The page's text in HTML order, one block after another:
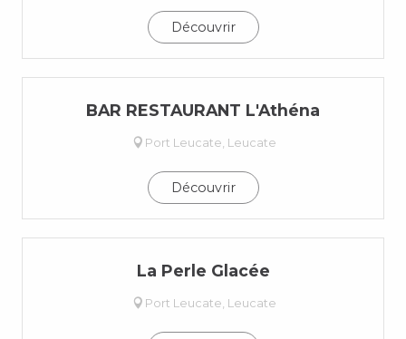
Découvrir
BAR RESTAURANT L'Athéna
Port Leucate, Leucate
Découvrir
La Perle Glacée
Port Leucate, Leucate